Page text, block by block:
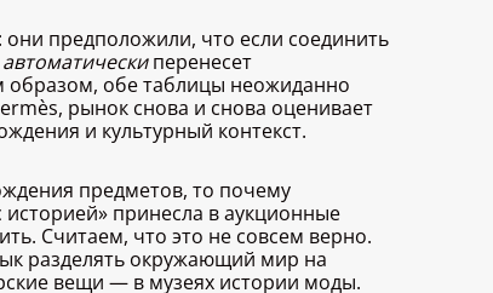
они предположили, что если соединить
автоматическиперенесет
образом, обе таблицы неожиданно
рынок снова и снова оценивает
и культурный контекст.
предметов, то почему
принесла в аукционные
Считаем, что это не совсем верно.
разделять окружающий мир на
вещи — в музеях истории моды.